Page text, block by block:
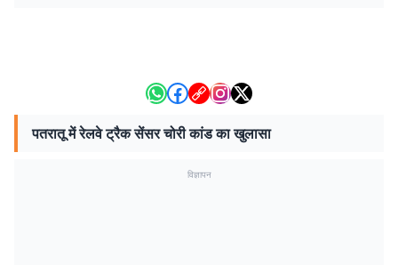
पतरातू में रेलवे ट्रैक सेंसर चोरी कांड का खुलासा
विज्ञापन